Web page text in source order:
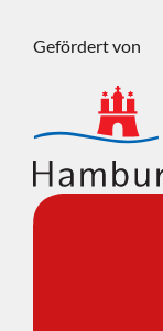
Gefördert von